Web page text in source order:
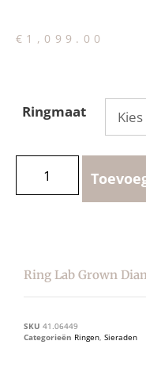
€ 1,099.00
Ringmaat
Ring Lab Grown
SKU 41.06449
Categorieën Ringen, Sieraden